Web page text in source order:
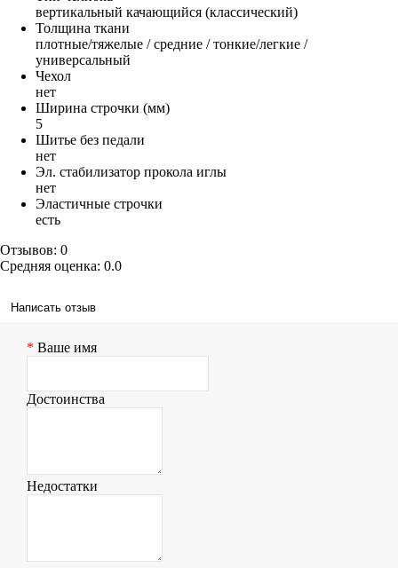
вертикальный качающийся (классический)
Толщина ткани
плотные/тяжелые / средние / тонкие/легкие /
универсальный
Чехол
нет
Ширина строчки (мм)
5
Шитье без педали
нет
Эл. стабилизатор прокола иглы
нет
Эластичные строчки
есть
Отзывов: 0
Средняя оценка: 0.0
Написать отзыв
Ваше имя
Достоинства
Недостатки